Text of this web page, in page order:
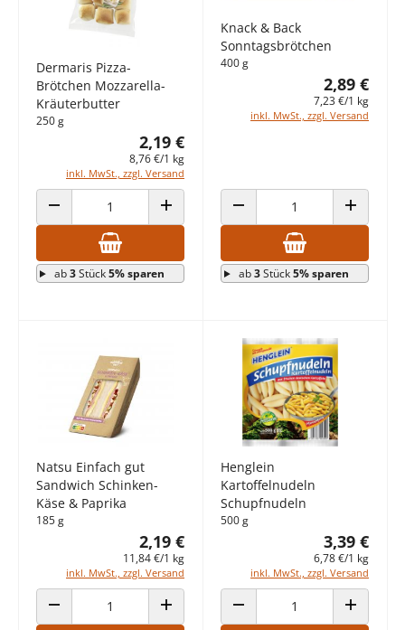
Dermaris Pizza-
Brötchen Mozzarella-
Kräuterbutter
250 g
2,19 €
8,76 €/1 kg
inkl. MwSt., zzgl. Versand
ANZAHL VERRINGERN ANZAHL ERHÖHEN
ab3Stück5% sparen
Knack & Back
Sonntagsbrötchen
400 g
2,89 €
7,23 €/1 kg
inkl. MwSt., zzgl. Versand
ANZAHL VERRINGERN ANZAHL
ab3Stück5% sparen
Natsu Einfach gut
Sandwich Schinken-
Käse & Paprika
185 g
2,19 €
11,84 €/1 kg
inkl. MwSt., zzgl. Versand
ANZAHL VERRINGERN ANZAHL ERHÖHEN
Henglein
Kartoffelnudeln
Schupfnudeln
500 g
3,39 €
6,78 €/1 kg
inkl. MwSt., zzgl. Versand
ANZAHL VERRINGERN ANZAHL